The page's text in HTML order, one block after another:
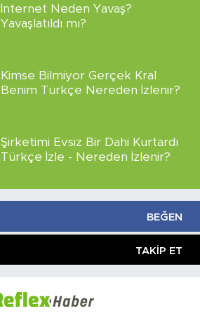
İnternet Neden Yavaş?
Yavaşlatıldı mı?
Kimse Bilmiyor Gerçek Kral
Benim Türkçe Nereden İzlenir?
Şirketimi Evsiz Bir Dahi Kurtardı
Türkçe İzle - Nereden İzlenir?
BEĞEN
TAKIP ET